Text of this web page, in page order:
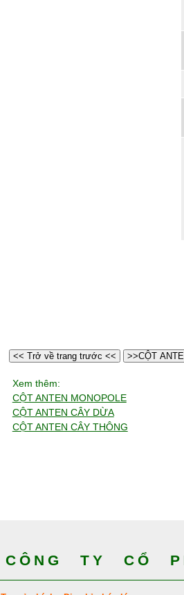
<< Trở về trang trước << >>CỘT
Xem thêm:
CỘT ANTEN MONOPOLE
CỘT ANTEN CÂY DỪA
CỘT ANTEN CÂY THÔNG
CÔNG TY CỔ